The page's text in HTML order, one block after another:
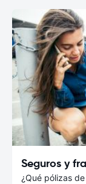
Seguros y
¿Qué pólizas